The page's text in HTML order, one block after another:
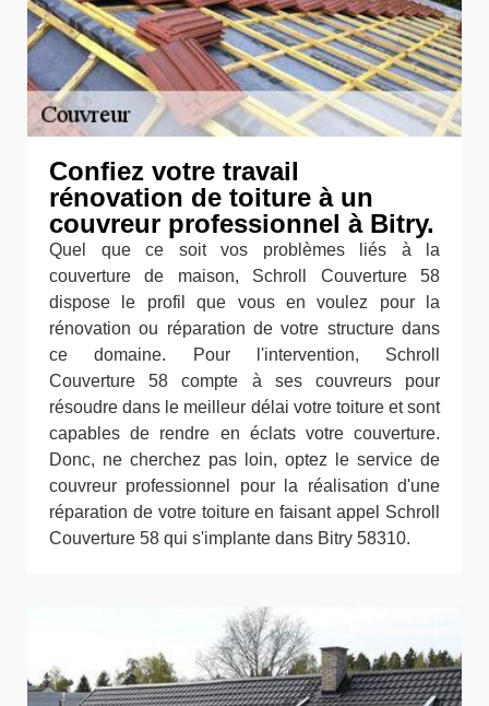
Confiez votre travail
rénovation de toiture à un
couvreur professionnel à Bitry.
Quel que ce soit vos problèmes liés à la
couverture de maison, Schroll Couverture 58
dispose le profil que vous en voulez pour la
rénovation ou réparation de votre structure dans
ce domaine. Pour l'intervention, Schroll
Couverture 58 compte à ses couvreurs pour
résoudre dans le meilleur délai votre toiture et sont
capables de rendre en éclats votre couverture.
Donc, ne cherchez pas loin, optez le service de
couvreur professionnel pour la réalisation d'une
réparation de votre toiture en faisant appel Schroll
Couverture 58 qui s'implante dans Bitry 58310.